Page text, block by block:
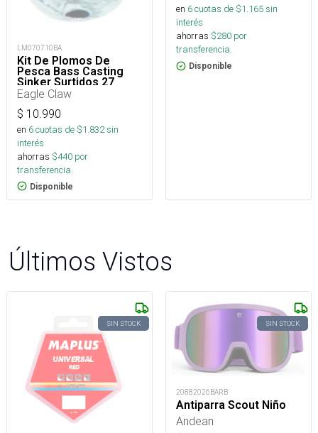
LM070710BA
Kit De Plomos De
Pesca Bass Casting
Sinker Surtidos 27
Piezas
Eagle Claw
$ 10.990
en 6cuotas de $1.832sin
interés
ahorras $440 por
transferencia.
Disponible
en 6cuotas de $1.165sin
interés
ahorras $280 por
transferencia.
Disponible
Últimos Vistos
SIN STOCK SIN STOCK
20882026BARB
Antiparra Scout Niño
Andean